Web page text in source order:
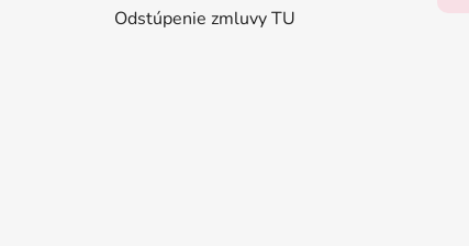
Odstúpenie zmluvy TU